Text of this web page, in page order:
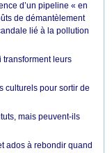
d’un pipeline « en
de démantèlement
lié à la pollution
transforment leurs
culturels pour sortir de
mais peuvent-ils
ados à rebondir quand